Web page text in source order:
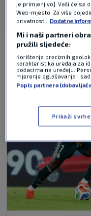
NAJČITANIJE
je primjenjivo]. Vaši će se
Web-mjesto. Za više
privatnosti. Dodatne
Mi i naši partneri
pružili sljedeće:
Korištenje preciznih
karakteristika uređaja za
podacima na uređaju.
mjerenje oglašavanja i
Popis partnera
Prikaži svrhe